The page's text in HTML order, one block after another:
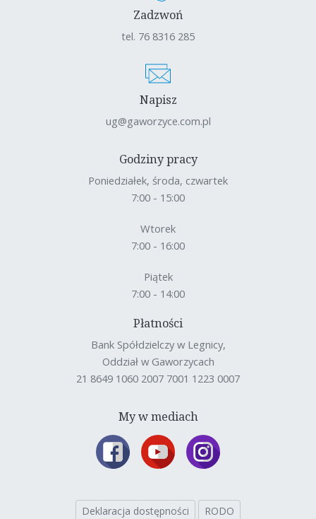
Zadzwoń
tel. 76 8316 285
Napisz
ug@gaworzyce.com.pl
Godziny pracy
Poniedziałek, środa, czwartek
7:00 - 15:00
Wtorek
7:00 - 16:00
Piątek
7:00 - 14:00
Płatności
Bank Spółdzielczy w Legnicy,
Oddział w Gaworzycach
21 8649 1060 2007 7001 1223 0007
My w mediach
Deklaracja dostępności RODO